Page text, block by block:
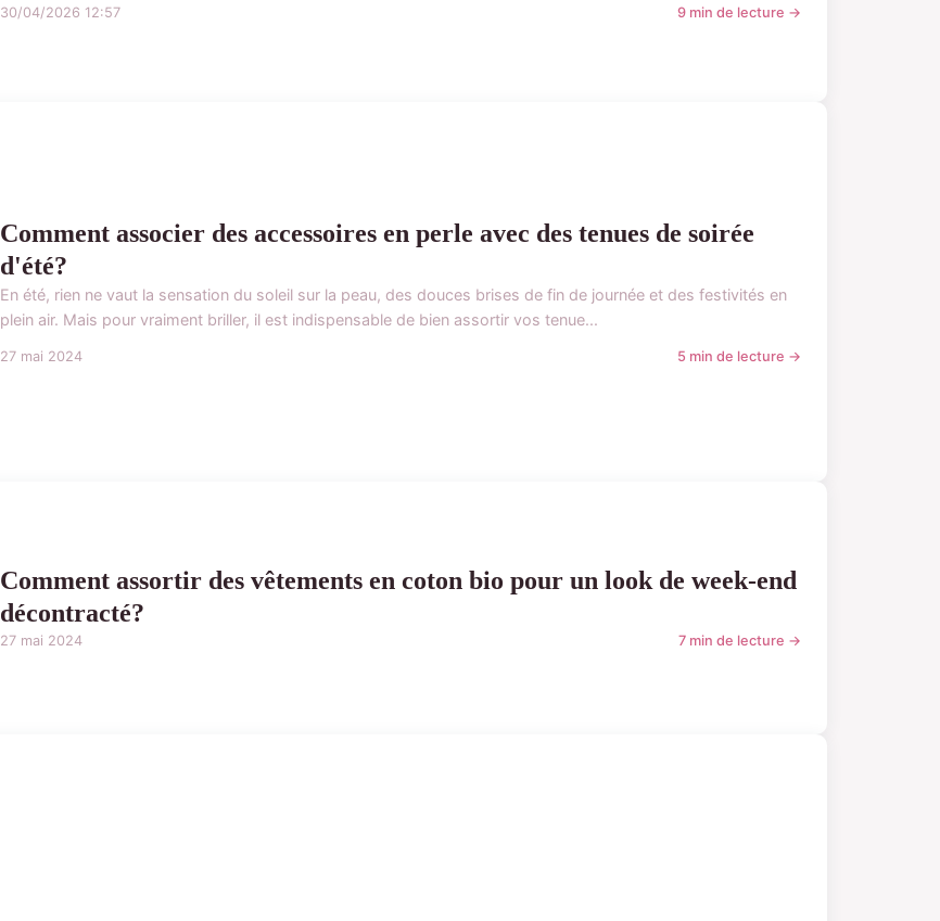
30/04/2026 12:57 9 min de lecture →
Comment associer des accessoires en perle avec des tenues de soirée
d'été?
En été, rien ne vaut la sensation du soleil sur la peau, des douces brises de fin de journée et des festivités en
plein air. Mais pour vraiment briller, il est indispensable de bien assortir vos tenue...
27 mai 2024 5 min de lecture →
Comment assortir des vêtements en coton bio pour un look de week-end
décontracté?
27 mai 2024 7 min de lecture →